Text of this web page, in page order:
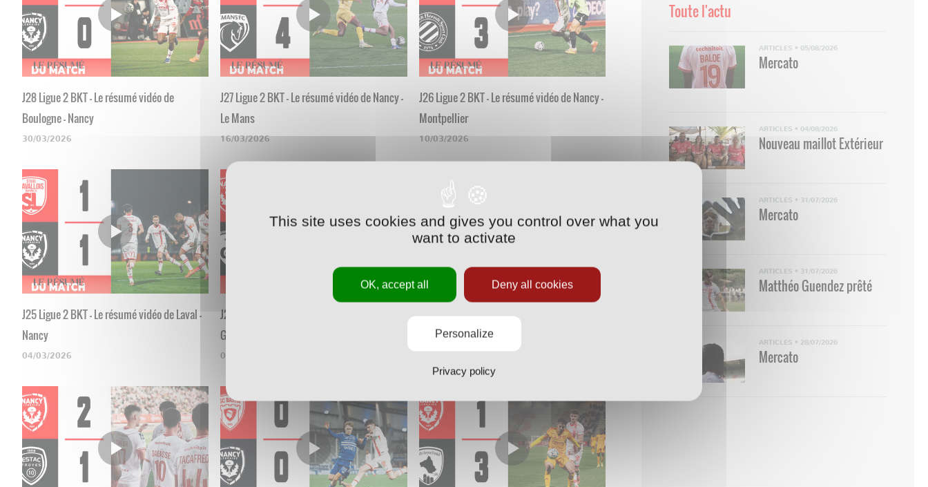
J28 Ligue 2 BKT - Le résumé vidéo de
Boulogne - Nancy
30/03/2026
J27 Ligue 2 BKT - Le résumé vidéo de Nancy -
Le Mans
16/03/2026
J26 Ligue 2 BKT - Le résumé vidéo de Nancy -
Montpellier
10/03/2026
J25 Ligue 2 BKT - Le résumé vidéo de Laval -
Nancy
04/03/2026
J24 Ligue 2 BKT - Le résumé vidéo de Nancy -
Grenoble
03/03/2026
J23 Ligue 2 BKT - Le résumé vidéo de Red
Star - Nancy
Toute l'actu
ARTICLES • 05/08/2026
Mercato
ARTICLES • 04/08/2026
Nouveau maillot Extérieur
ARTICLES • 31/07/2026
Mercato
ARTICLES • 31/07/2026
Matthéo Guendez prêté
ARTICLES • 28/07/2026
Mercato
This site uses cookies and gives you control over what you
want to activate
OK, accept all Deny all cookies
Personalize
Privacy policy